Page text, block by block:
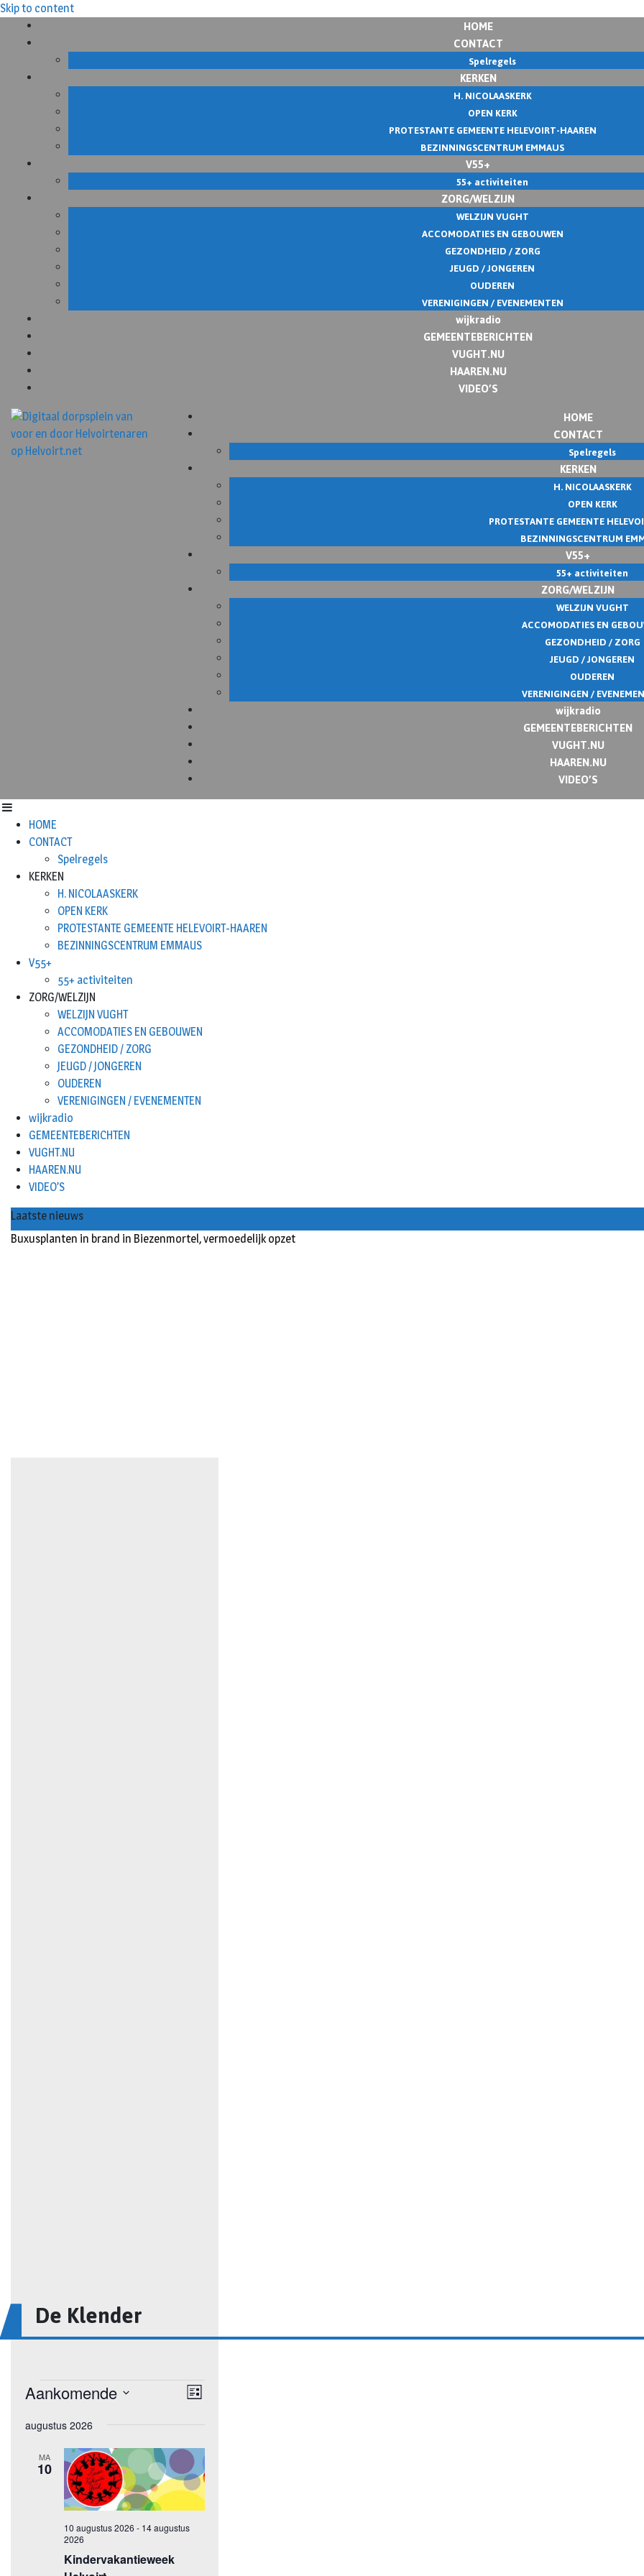
Skip to content
HOME
CONTACT
Spelregels
KERKEN
H. NICOLAASKERK
OPEN KERK
PROTESTANTE GEMEENTE HELEVOIRT-HAAREN
BEZINNINGSCENTRUM EMMAUS
V55+
55+ activiteiten
ZORG/WELZIJN
WELZIJN VUGHT
ACCOMODATIES EN GEBOUWEN
GEZONDHEID / ZORG
JEUGD / JONGEREN
OUDEREN
VERENIGINGEN / EVENEMENTEN
wijkradio
GEMEENTEBERICHTEN
VUGHT.NU
HAAREN.NU
VIDEO’S
HOME
CONTACT
Spelregels
KERKEN
H. NICOLAASKERK
OPEN KERK
PROTESTANTE GEMEENTE
BEZINNINGSCENTRUM
V55+
55+ activiteiten
ZORG/WELZIJN
WELZIJN VUGHT
ACCOMODATIES EN
GEZONDHEID / ZORG
JEUGD / JONGEREN
OUDEREN
VERENIGINGEN /
wijkradio
GEMEENTEBERICHTEN
VUGHT.NU
HAAREN.NU
VIDEO’S
HOME
CONTACT
Spelregels
KERKEN
H. NICOLAASKERK
OPEN KERK
PROTESTANTE GEMEENTE HELEVOIRT-HAAREN
BEZINNINGSCENTRUM EMMAUS
V55+
55+ activiteiten
ZORG/WELZIJN
WELZIJN VUGHT
ACCOMODATIES EN GEBOUWEN
GEZONDHEID / ZORG
JEUGD / JONGEREN
OUDEREN
VERENIGINGEN / EVENEMENTEN
wijkradio
GEMEENTEBERICHTEN
VUGHT.NU
HAAREN.NU
VIDEO’S
Laatste nieuws
Buxusplanten in brand in Biezenmortel, vermoedelijk opzet
De Klender